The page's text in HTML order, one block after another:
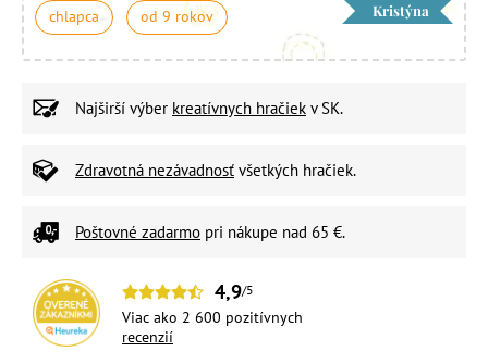
chlapca od 9 rokov Kristýna
Najširší výber kreatívnych hračiek v SK.
Zdravotná nezávadnosť všetkých hračiek.
Poštovné zadarmo pri nákupe nad 65 €.
4,9/5
Viac ako 2 600 pozitívnych
recenzií